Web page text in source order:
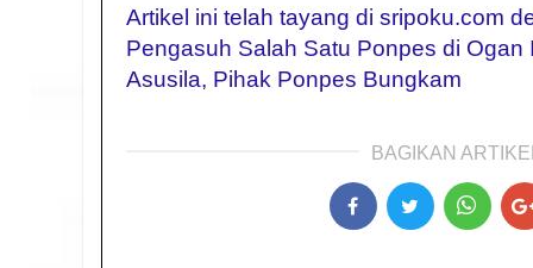
Artikel ini telah tayang di sripoku.com
Pengasuh Salah Satu Ponpes di Ogan
Asusila, Pihak Ponpes Bungkam
BAGIKAN